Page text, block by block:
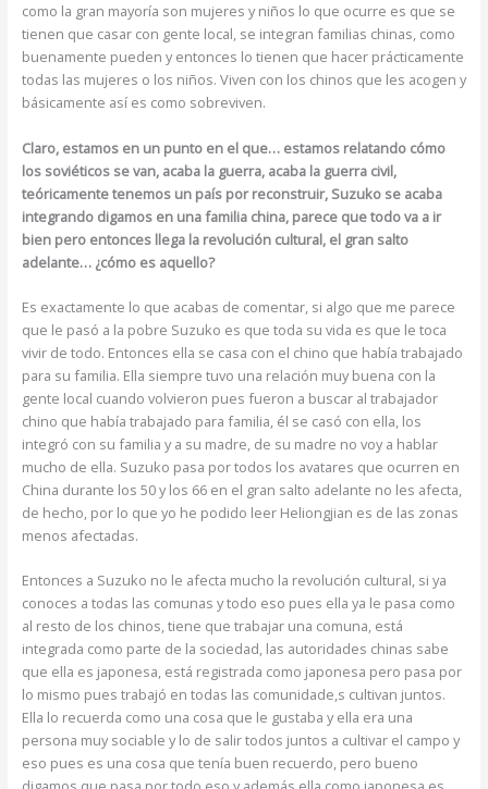
como la gran mayoría son mujeres y niños lo que ocurre es que se
tienen que casar con gente local, se integran familias chinas, como
buenamente pueden y entonces lo tienen que hacer prácticamente
todas las mujeres o los niños. Viven con los chinos que les acogen y
básicamente así es como sobreviven.
Claro, estamos en un punto en el que… estamos relatando cómo
los soviéticos se van, acaba la guerra, acaba la guerra civil,
teóricamente tenemos un país por reconstruir, Suzuko se acaba
integrando digamos en una familia china, parece que todo va a ir
bien pero entonces llega la revolución cultural, el gran salto
adelante… ¿cómo es aquello?
Es exactamente lo que acabas de comentar, si algo que me parece
que le pasó a la pobre Suzuko es que toda su vida es que le toca
vivir de todo. Entonces ella se casa con el chino que había trabajado
para su familia. Ella siempre tuvo una relación muy buena con la
gente local cuando volvieron pues fueron a buscar al trabajador
chino que había trabajado para familia, él se casó con ella, los
integró con su familia y a su madre, de su madre no voy a hablar
mucho de ella. Suzuko pasa por todos los avatares que ocurren en
China durante los 50 y los 66 en el gran salto adelante no les afecta,
de hecho, por lo que yo he podido leer Heliongjian es de las zonas
menos afectadas.
Entonces a Suzuko no le afecta mucho la revolución cultural, si ya
conoces a todas las comunas y todo eso pues ella ya le pasa como
al resto de los chinos, tiene que trabajar una comuna, está
integrada como parte de la sociedad, las autoridades chinas sabe
que ella es japonesa, está registrada como japonesa pero pasa por
lo mismo pues trabajó en todas las comunidade,s cultivan juntos.
Ella lo recuerda como una cosa que le gustaba y ella era una
persona muy sociable y lo de salir todos juntos a cultivar el campo y
eso pues es una cosa que tenía buen recuerdo, pero bueno